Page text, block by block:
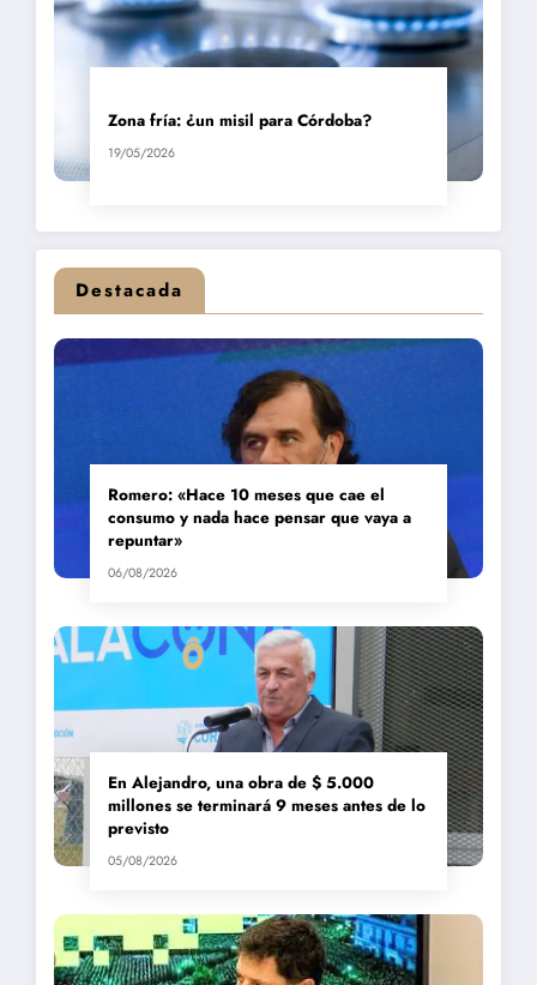
Zona fría: ¿un misil para Córdoba?
19/05/2026
Destacada
Romero: «Hace 10 meses que cae el
consumo y nada hace pensar que vaya a
repuntar»
06/08/2026
En Alejandro, una obra de $ 5.000
millones se terminará 9 meses antes de lo
previsto
05/08/2026